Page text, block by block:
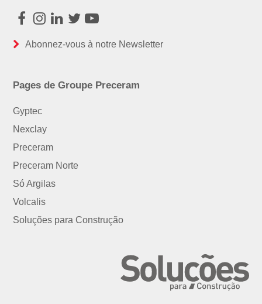
Facebook
Instagram
LinkedIn
TwitterYoutube
Abonnez-vous à notre Newsletter
Pages de Groupe Preceram
Gyptec
Nexclay
Preceram
Preceram Norte
Só Argilas
Volcalis
Soluções para Construção